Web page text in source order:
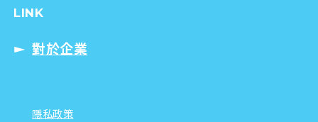
LINK
對於企業
隱私政策